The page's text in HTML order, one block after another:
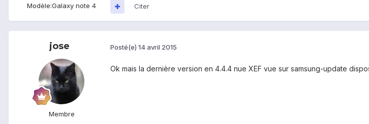
Modèle:Galaxy note 4 Citer
jose
Membre
Posté(e) 14 avril 2015
Ok mais la dernière version en 4.4.4 nue XEF vue sur samsung-update